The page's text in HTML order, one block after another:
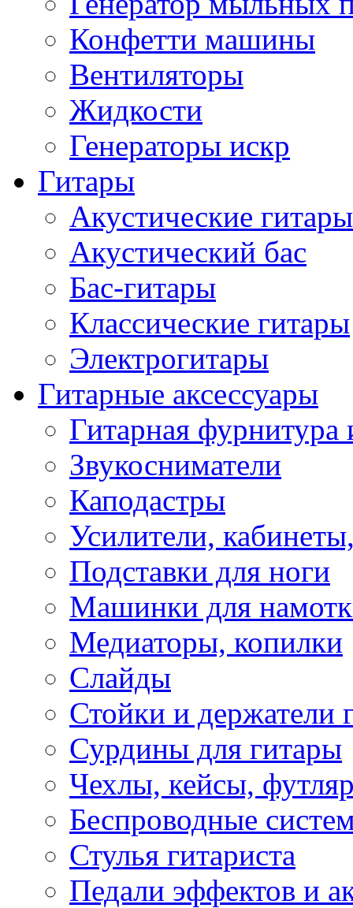
Конфетти машины
Вентиляторы
Жидкости
Генераторы искр
Гитары
Акустические гитары
Акустический бас
Бас-гитары
Классические гитары
Электрогитары
Гитарные аксессуары
Гитарная фурнитура
Звукосниматели
Каподастры
Усилители,
Подставки для ноги
Машинки для
Медиаторы, копилки
Слайды
Стойки и держатели
Сурдины для гитары
Чехлы, кейсы,
Беспроводные
Стулья гитариста
Педали эффектов и